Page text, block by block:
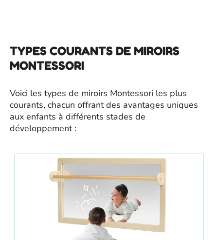
TYPES COURANTS DE MIROIRS
MONTESSORI
Voici les types de miroirs Montessori les plus
courants, chacun offrant des avantages uniques
aux enfants à différents stades de
développement :